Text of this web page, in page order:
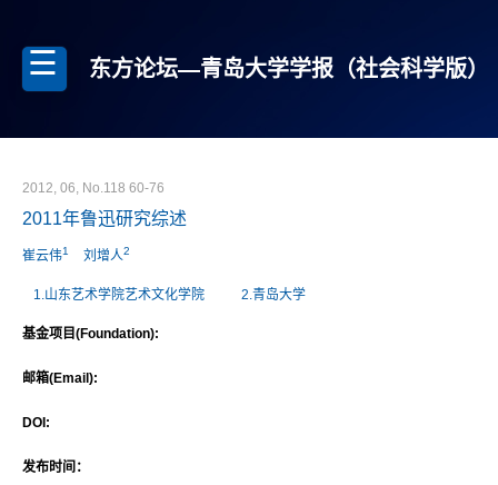
东方论坛—青岛大学学报（社会科学版）
2012, 06, No.118 60-76
2011年鲁迅研究综述
崔云伟1 刘增人2
1.山东艺术学院艺术文化学院 2.青岛大学
基金项目(Foundation):
邮箱(Email):
DOI:
发布时间：